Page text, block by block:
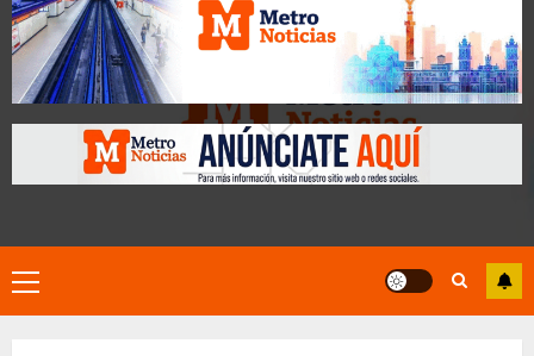
Primary
Menu